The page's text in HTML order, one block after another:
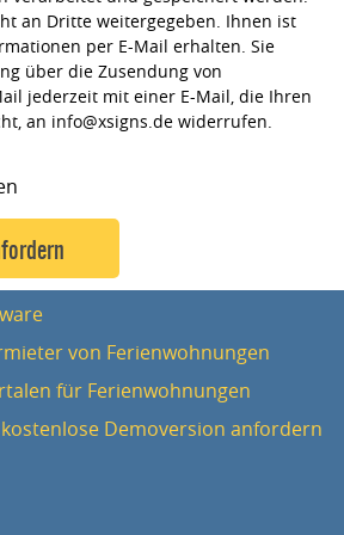
an Dritte weitergegeben. Ihnen ist
per E-Mail erhalten. Sie
über die Zusendung von
jederzeit mit einer E-Mail, die Ihren
an info@xsigns.de widerrufen.
von Ferienwohnungen
für Ferienwohnungen
Demoversion anfordern